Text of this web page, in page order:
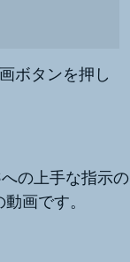
ボタンを押し
の上手な指示の
画です。